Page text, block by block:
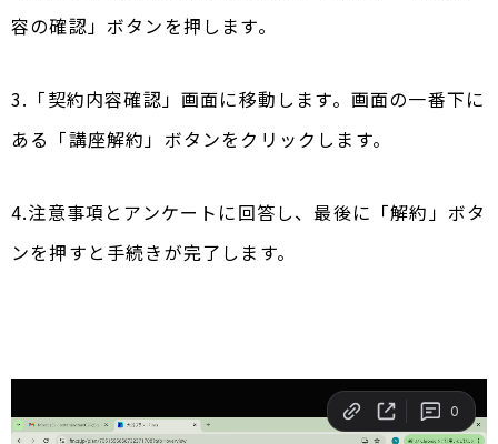
容の確認」ボタンを押します。
3.「契約内容確認」画面に移動します。画面の一番下に
ある「講座解約」ボタンをクリックします。
4.注意事項とアンケートに回答し、最後に「解約」ボタ
ンを押すと手続きが完了します。